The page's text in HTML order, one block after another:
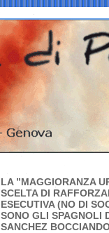
LA ”MAGGIORANZA
SCELTA DI
ESECUTIVA (NO DI
SONO GLI SPAGNOLI
SANCHEZ